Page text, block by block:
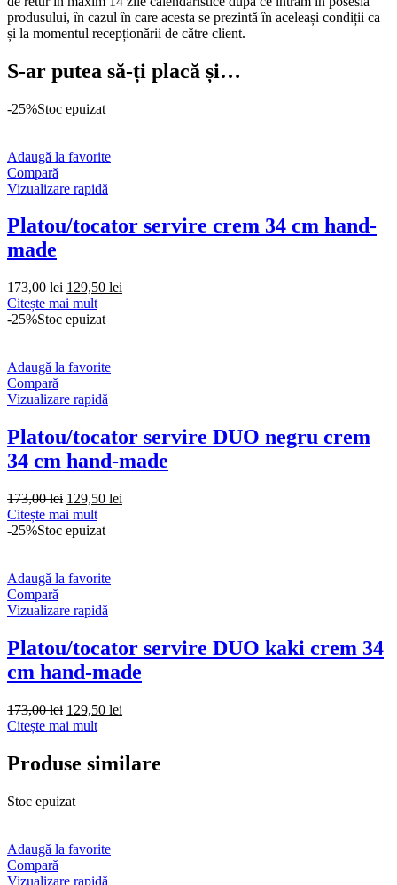
produsului, în cazul în care acesta se prezintă în aceleași condiții ca
și la momentul recepționării de către client.
S-ar putea să-ți placă și…
-25%Stoc epuizat
Adaugă la favorite
Compară
Vizualizare rapidă
Platou/tocator servire crem 34 cm hand-
made
173,00lei Prețul
inițial
a
129,50 lei
Citește mai mult
-25%Stoc epuizat
Adaugă la favorite
Compară
Vizualizare rapidă
Platou/tocator servire DUO negru crem
34 cm hand-made
173,00lei Prețul
inițial
a
129,50 lei
Citește mai mult
-25%Stoc epuizat
Adaugă la favorite
Compară
Vizualizare rapidă
Platou/tocator servire DUO kaki crem 34
cm hand-made
173,00lei Prețul
inițial
173,00 lei.
129,50 lei
129,50 lei.
Citește mai mult
Produse similare
Stoc epuizat
Adaugă la favorite
Compară
Vizualizare rapidă